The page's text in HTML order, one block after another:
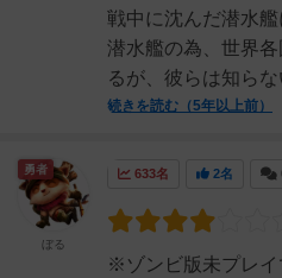
戦中に沈んだ潜水
潜水艦の為、世界
るが、彼らは知らな
続きを読む（5年以上前）
633名 2名
※ゾンビ版未プレイ
勇者
ぼる